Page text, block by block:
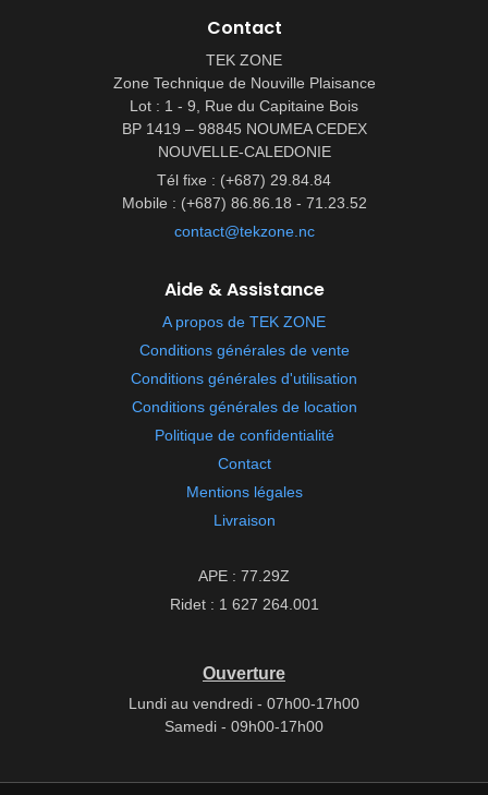
Contact
TEK ZONE
Zone Technique de Nouville Plaisance
Lot : 1 - 9, Rue du Capitaine Bois
BP 1419 – 98845 NOUMEA CEDEX
NOUVELLE-CALEDONIE
Tél fixe : (+687) 29.84.84
Mobile : (+687) 86.86.18 - 71.23.52
contact@tekzone.nc
Aide & Assistance
A propos de TEK ZONE
Conditions générales de vente
Conditions générales d'utilisation
Conditions générales de location
Politique de confidentialité
Contact
Mentions légales
Livraison
APE : 77.29Z
Ridet : 1 627 264.001
Ouverture
Lundi au vendredi - 07h00-17h00
Samedi - 09h00-17h00